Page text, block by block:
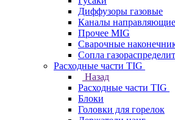
Диффузоры газовые
Каналы направляющие
Прочее MIG
Сварочные
Сопла
Расходные части TIG
Назад
Расходные части TIG
Блоки
Головки для горелок